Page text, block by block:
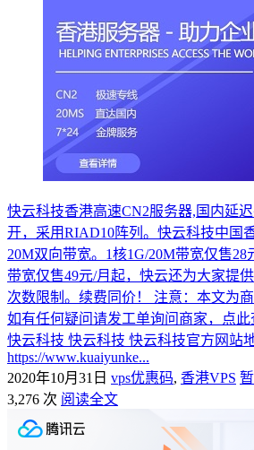
快云科技香港高速CN2服务器,国内延
开，采用RIAD10阵列。快云科技中国
20M双向带宽。1核1G/20M带宽仅售28
带宽仅售49元/月起，快云还为大家提
次数限制。续费同价！ 注意：本文为
如有任何疑问请发工单询问商家，点此
快云科技 快云科技 快云科技官方网站地
https://www.kuaiyunke...
2020年10月31日 vps优惠码, 香港VPS
3,276 次 阅读全文